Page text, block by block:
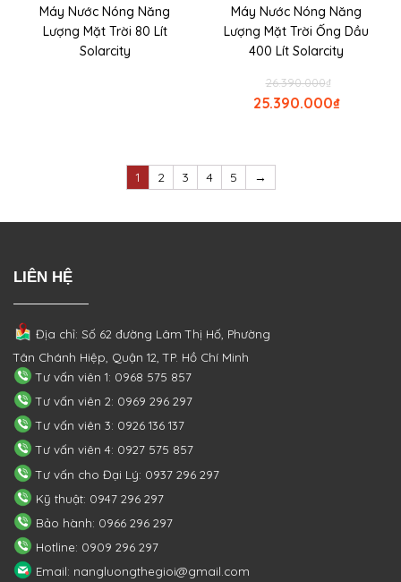
Máy Nước Nóng Năng
Lượng Mặt Trời 80 Lít
Solarcity
Máy Nước Nóng Năng
Lượng Mặt Trời Ống Dầu
400 Lít Solarcity
₫
26.390.000
₫
25.390.000
1 2 3 4 5 →
LIÊN HỆ
Địa chỉ: Số 62 đường Lâm Thị Hố, Phường
Tân Chánh Hiệp, Quận 12, TP. Hồ Chí Minh
Tư vấn viên 1: 0968 575 857
Tư vấn viên 2: 0969 296 297
Tư vấn viên 3: 0926 136 137
Tư vấn viên 4: 0927 575 857
Tư vấn cho Đại Lý: 0937 296 297
Kỹ thuật: 0947 296 297
Bảo hành: 0966 296 297
Hotline: 0909 296 297
Email: nangluongthegioi@gmail.com